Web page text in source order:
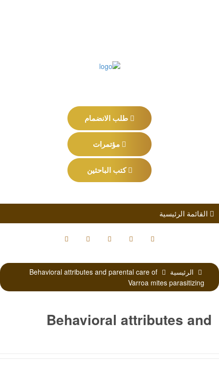
طلب الانضمام
مؤتمرات
كتب الباحثين
القائمة الرئيسية
الرئيسية
Behavioral attributes and parental care of
Varroa mites parasitizing
Behavioral attributes and